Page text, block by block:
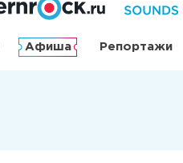
Афиша Репортажи